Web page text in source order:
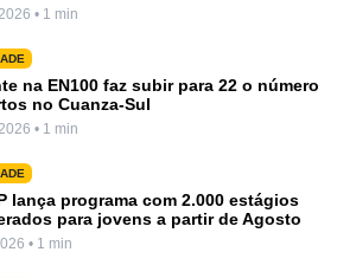
• 1 min
na EN100 faz subir para 22 o número
no Cuanza-Sul
• 1 min
lança programa com 2.000 estágios
para jovens a partir de Agosto
• 1 min